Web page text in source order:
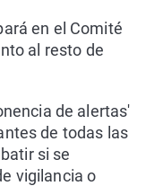
en el Comité
al resto de
de alertas'
de todas las
si se
vigilancia o